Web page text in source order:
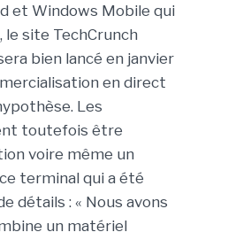
et Windows Mobile qui
site TechCrunch
bien lancé en janvier
en direct
Les
toutefois être
voire même un
terminal qui a été
détails : « Nous avons
un matériel